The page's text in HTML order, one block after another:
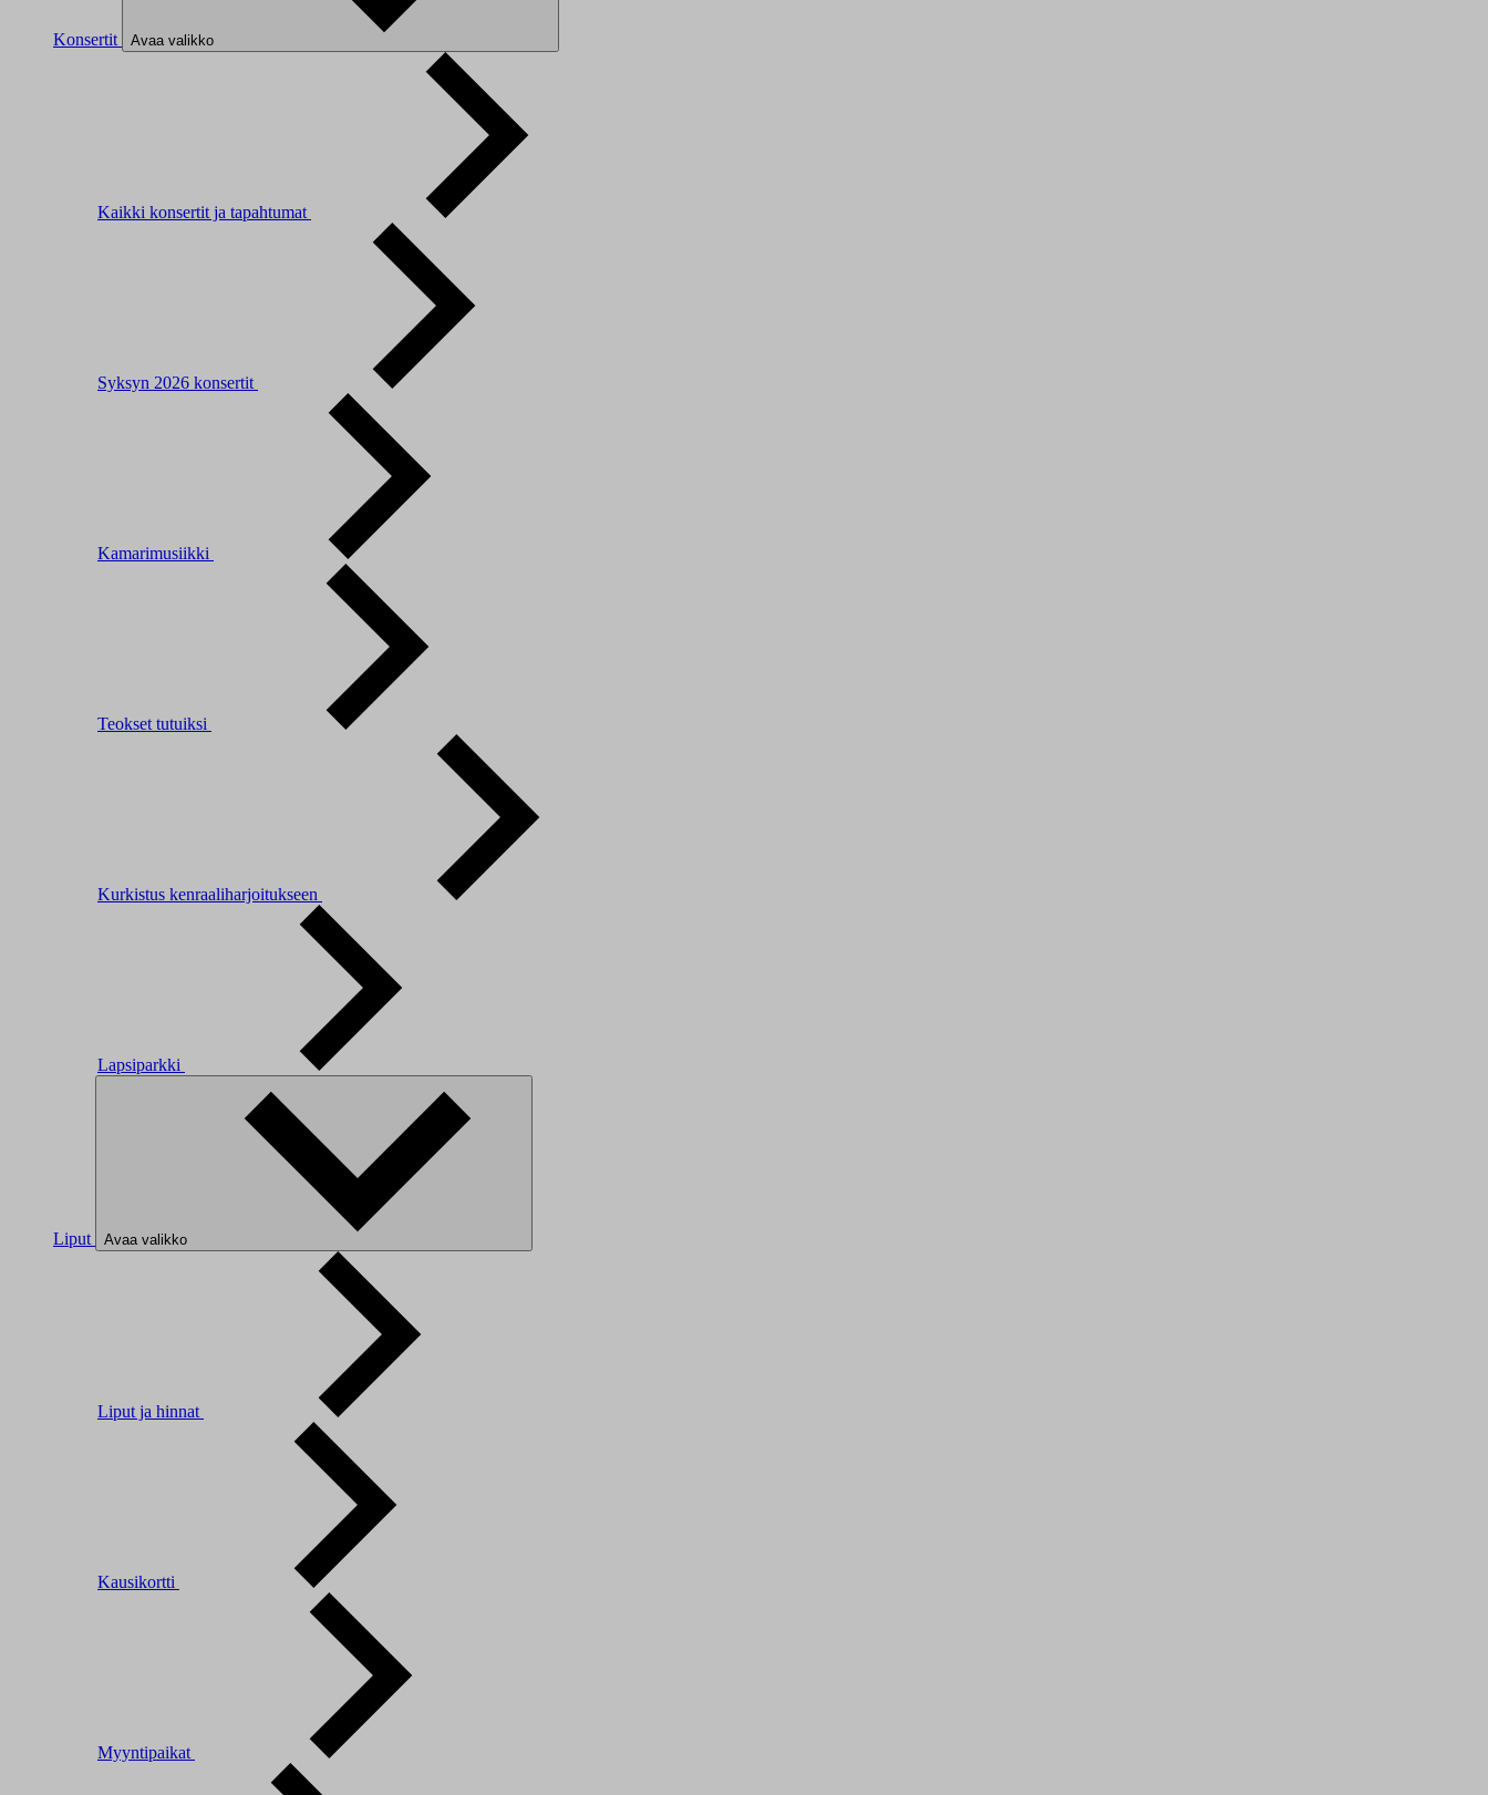
Konsertit Avaa valikko
Kaikki konsertit ja tapahtumat
Syksyn 2026 konsertit
Kamarimusiikki
Teokset tutuiksi
Kurkistus kenraaliharjoitukseen
Lapsiparkki
Liput Avaa valikko
Liput ja hinnat
Kausikortti
Myyntipaikat